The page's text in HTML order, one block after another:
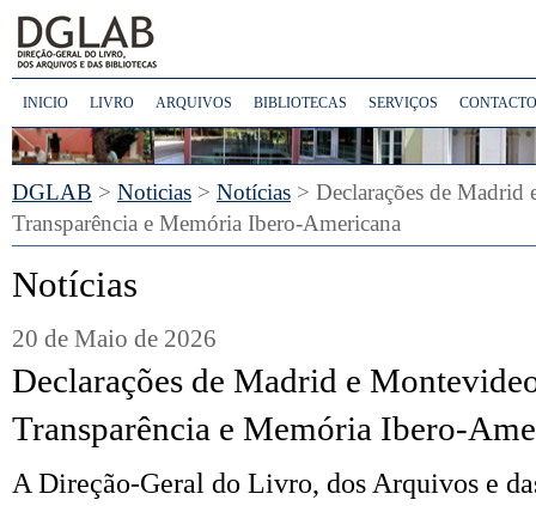
INICIO LIVRO ARQUIVOS BIBLIOTECAS SERVIÇOS
DGLAB > Noticias > Notícias > Declarações de
Transparência e Memória Ibero-Americana
Notícias
20 de Maio de 2026
Declarações de Madrid e
Transparência e Memória Ibero-
A Direção-Geral do Livro, dos Arquivos e